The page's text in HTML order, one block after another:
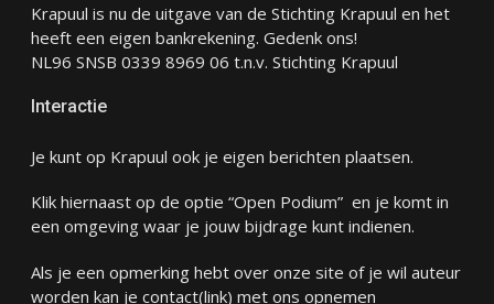
Krapuul is nu de uitgave van de Stichting Krapuul en het
heeft een eigen bankrekening. Gedenk ons!
NL96 SNSB 0339 8969 06 t.n.v. Stichting Krapuul
Interactie
Je kunt op Krapuul ook je eigen berichten plaatsen.
Klik hiernaast op de optie “Open Podium” en je komt in
een omgeving waar je jouw bijdrage kunt indienen.
Als je een opmerking hebt over onze site of je wil auteur
worden kan je contact(link) met ons opnemen